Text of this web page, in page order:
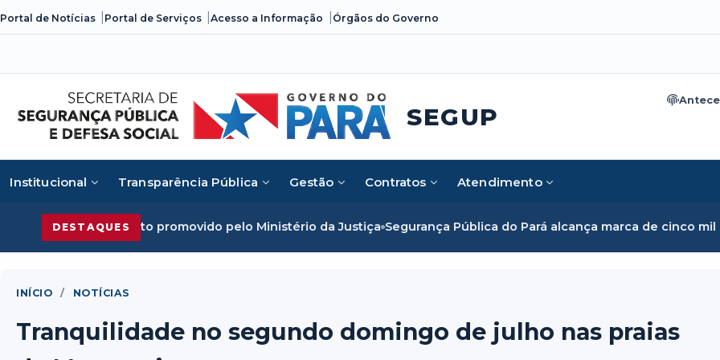
Portal de Notícias Portal de Serviços Acesso a Informação Órgãos do Governo
SEGUP
Institucional Transparência Pública Gestão Contratos Atendimento
DESTAQUES
promovido pelo Ministério da Justiça Segurança Pública do Pará alcança marca de cinco mil mulheres e
INÍCIO / NOTÍCIAS
Tranquilidade no segundo domingo de julho nas praias